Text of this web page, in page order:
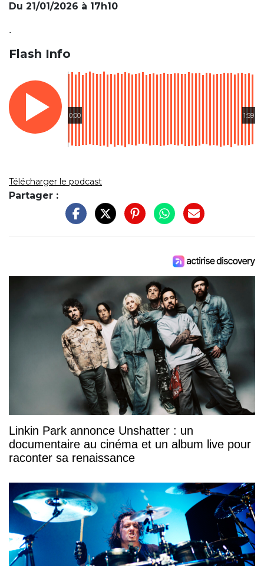
Du 21/01/2026 à 17h10
.
Flash Info
0:00 1:59
Télécharger le podcast
Partager :
Linkin Park annonce Unshatter : un
documentaire au cinéma et un album live pour
raconter sa renaissance